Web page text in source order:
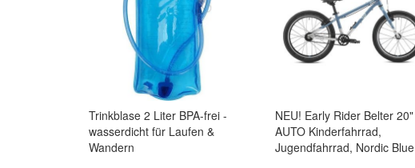
Trinkblase 2 Liter BPA-frei -
wasserdicht für Laufen &
Wandern
NEU! Early Rider Belter 20"
AUTO Kinderfahrrad,
Jugendfahrrad, Nordic Blue